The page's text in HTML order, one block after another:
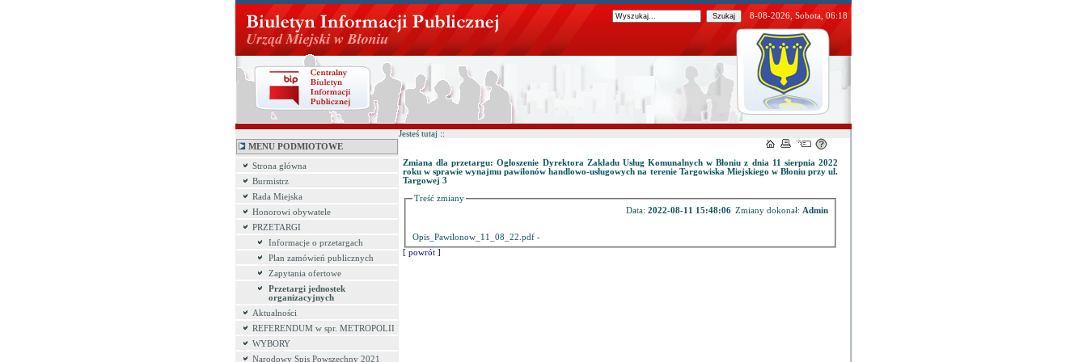
8-08-2026, Sobota, 06:18
MENU PODMIOTOWE
Strona główna
Burmistrz
Rada Miejska
Honorowi obywatele
PRZETARGI
Informacje o przetargach
Plan zamówień publicznych
Zapytania ofertowe
Przetargi jednostek
organizacyjnych
Aktualności
REFERENDUM w spr. METROPOLII
WYBORY
Narodowy Spis Powszechny 2021
Jesteś tutaj ::
Zmiana dla przetargu: Ogłoszenie Dyrektora Zakładu Usług Komunalnych w Błoniu z dnia 11 sierpnia 2022
roku w sprawie wynajmu pawilonów handlowo-usługowych na terenie Targowiska Miejskiego w Błoniu przy ul.
Targowej 3
Treść zmiany
Data: 2022-08-11 15:48:06 Zmiany dokonał: Admin
Opis_Pawilonow_11_08_22.pdf -
[ powrót ]